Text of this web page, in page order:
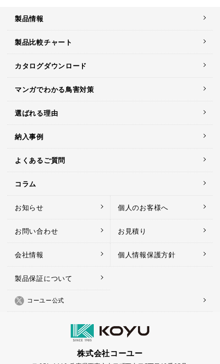
製品情報
製品比較チャート
カタログダウンロード
マンガでわかる鳥害対策
選ばれる理由
納入事例
よくあるご質問
コラム
お知らせ 個人のお客様へ
お問い合わせ お見積り
会社情報 個人情報保護方針
製品保証について
コーユー公式
株式会社コーユー